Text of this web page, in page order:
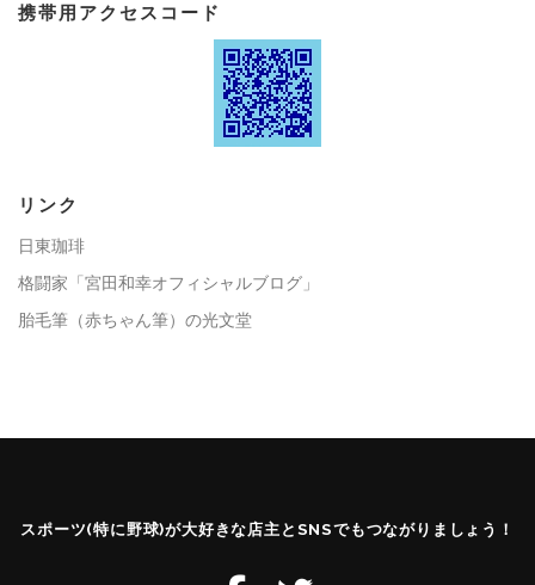
携帯用アクセスコード
リンク
日東珈琲
格闘家「宮田和幸オフィシャルブログ」
胎毛筆（赤ちゃん筆）の光文堂
スポーツ(特に野球)が大好きな店主とSNSでもつながりましょう！